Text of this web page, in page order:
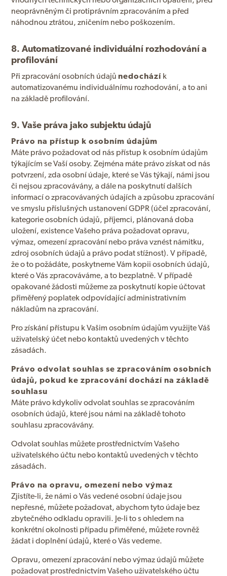
neoprávněným či protiprávním zpracováním a před
náhodnou ztrátou, zničením nebo poškozením.
8. Automatizované individuální rozhodování a
profilování
Při zpracování osobních údajůnedochází k
automatizovanému individuálnímu rozhodování, a to ani
na základě profilování.
9. Vaše práva jako subjektu údajů
Právo na přístup k osobním údajům
Máte právo požadovat od nás přístup k osobním údajům
týkajícím se Vaší osoby. Zejména máte právo získat od nás
potvrzení, zda osobní údaje, které se Vás týkají, námi jsou
či nejsou zpracovávány, a dále na poskytnutí dalších
informací o zpracovávaných údajích a způsobu zpracování
ve smyslu příslušných ustanovení GDPR (účel zpracování,
kategorie osobních údajů, příjemci, plánovaná doba
uložení, existence Vašeho práva požadovat opravu,
výmaz, omezení zpracování nebo práva vznést námitku,
zdroj osobních údajů a právo podat stížnost). V případě,
že o to požádáte, poskytneme Vám kopii osobních údajů,
které o Vás zpracováváme, a to bezplatně. V případě
opakované žádosti můžeme za poskytnutí kopie účtovat
přiměřený poplatek odpovídající administrativním
nákladům na zpracování.
Pro získání přístupu k Vašim osobním údajům využijte Váš
uživatelský účet nebo kontaktů uvedených v těchto
zásadách.
Právo odvolat souhlas se zpracováním osobních
údajů, pokud ke zpracování dochází na základě
souhlasu
Máte právo kdykoliv odvolat souhlas se zpracováním
osobních údajů, které jsou námi na základě tohoto
souhlasu zpracovávány.
Odvolat souhlas můžete prostřednictvím Vašeho
uživatelského účtu nebo kontaktů uvedených v těchto
zásadách.
Právo na opravu, omezení nebo výmaz
Zjistíte-li, že námi o Vás vedené osobní údaje jsou
nepřesné, můžete požadovat, abychom tyto údaje bez
zbytečného odkladu opravili. Je-li to s ohledem na
konkrétní okolnosti případu přiměřené, můžete rovněž
žádat i doplnění údajů, které o Vás vedeme.
Opravu, omezení zpracování nebo výmaz údajů můžete
požadovat prostřednictvím Vašeho uživatelského účtu